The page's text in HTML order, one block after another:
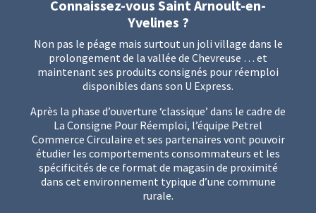
Connaissez-vous Saint Arnoult-en-
Yvelines ?
Non pas le péage mais surtout un joli village dans le
prolongement de la vallée de Chevreuse … et
maintenant ses produits consignés pour réemploi
disponibles dans son U Express.
Après la phase d’ouverture ‘classique’ dans le cadre de
La Consigne Pour Réemploi, l’équipe Petrel
Commerce Circulaire et ses partenaires vont pouvoir
étudier les comportements consommateurs et les
spécificités de ce format de magasin de proximité
dans cet environnement typique d’une commune
rurale.